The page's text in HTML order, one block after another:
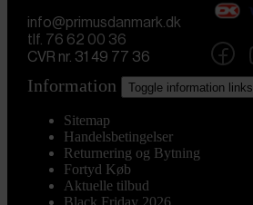
info@primusdanmark.dk
tlf. 76 62 00 36
CVR nr. 31 49 77 36
Information Toggle information links
Sitemap
Handelsbetingelser
Returnering og Bytning
Fortyd Køb
Aktuelle tilbud